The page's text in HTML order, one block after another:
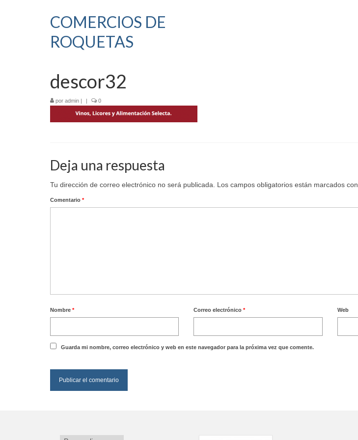
COMERCIOS DE
ROQUETAS
descor32
por admin | | 0
Deja una respuesta
Tu dirección de correo electrónico no será publicada. Los campos obligatorios están marcados con
Comentario *
Nombre * Correo electrónico* Web
Guarda mi nombre, correo electrónico y web en este navegador para la próxima vez que comente.